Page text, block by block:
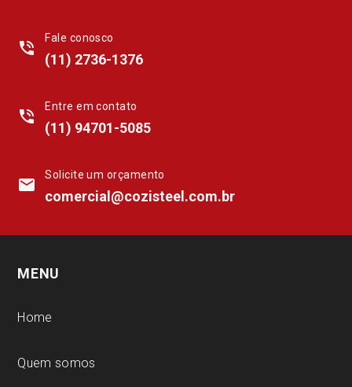
phone_in_talk
Fale conosco
(11) 2736-1376
phone_in_talk
Entre em contato
(11) 94701-5085
mail
Solicite um orçamento
comercial@cozisteel.com.br
MENU
Home
Quem somos